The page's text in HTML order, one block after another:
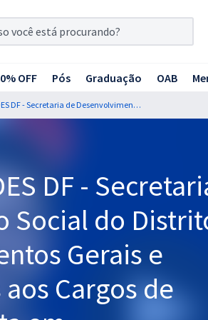
OFF Pós Graduação OAB
Curso Gratuito - SEDES DF - Secretaria de Desenvolvimento Social do Distrito Federal - Conhecimentos Gerais e Específicos Comuns aos Cargos de Técnico e Especialista em Desenvolvimento e Assistência Social (Pós-edital)
DF -
Social do
Gerais e
Cargos de